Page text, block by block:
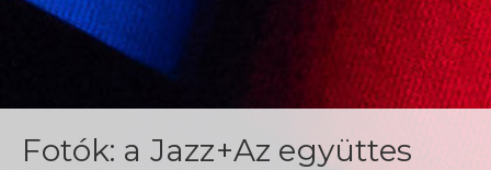
Fotók: a Jazz+Az együttes